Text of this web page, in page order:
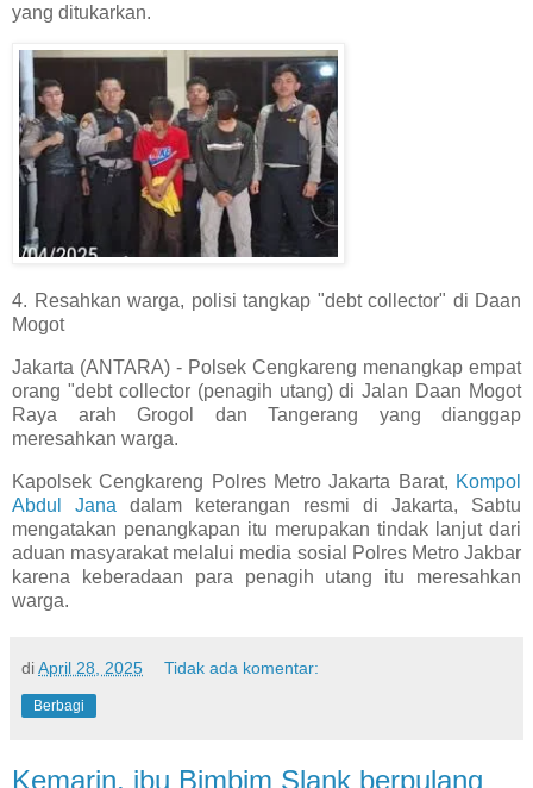
yang ditukarkan.
4. Resahkan warga, polisi tangkap "debt collector" di Daan
Mogot
Jakarta (ANTARA) - Polsek Cengkareng menangkap empat
orang "debt collector (penagih utang) di Jalan Daan Mogot
Raya arah Grogol dan Tangerang yang dianggap
meresahkan warga.
Kapolsek Cengkareng Polres Metro Jakarta Barat, Kompol
Abdul Jana dalam keterangan resmi di Jakarta, Sabtu
mengatakan penangkapan itu merupakan tindak lanjut dari
aduan masyarakat melalui media sosial Polres Metro Jakbar
karena keberadaan para penagih utang itu meresahkan
warga.
diApril 28, 2025 Tidak ada komentar:
Berbagi
Kemarin, ibu Bimbim Slank berpulang